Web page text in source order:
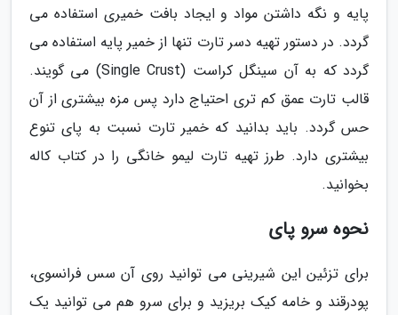
پایه و نگه داشتن مواد و ایجاد بافت خمیری استفاده می
گردد. در دستور تهیه دسر تارت تنها از خمیر پایه استفاده می
گردد که به آن سینگل کراست (Single Crust) می گویند.
قالب تارت عمق کم تری احتیاج دارد پس مزه بیشتری از آن
حس گردد. باید بدانید که خمیر تارت نسبت به پای تنوع
بیشتری دارد. طرز تهیه تارت لیمو خانگی را در کتاب کاله
بخوانید.
نحوه سرو پای
برای تزئین این شیرینی می توانید روی آن سس فرانسوی،
پودرقند و خامه کیک بریزید و برای سرو هم می توانید یک